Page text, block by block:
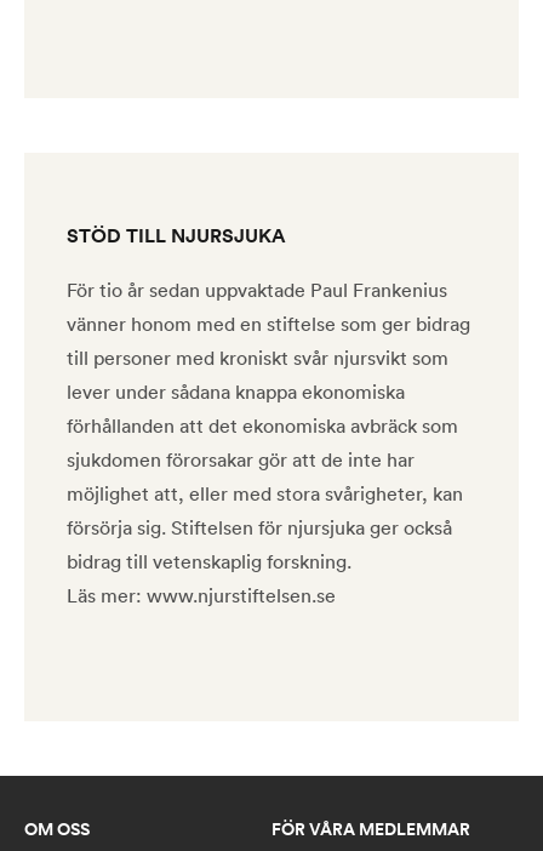
STÖD TILL NJURSJUKA
För tio år sedan uppvaktade Paul Frankenius
vänner honom med en stiftelse som ger bidrag
till personer med kroniskt svår njursvikt som
lever under sådana knappa ekonomiska
förhållanden att det ekonomiska avbräck som
sjukdomen förorsakar gör att de inte har
möjlighet att, eller med stora svårigheter, kan
försörja sig. Stiftelsen för njursjuka ger också
bidrag till vetenskaplig forskning.
Läs mer: www.njurstiftelsen.se
OM OSS FÖR VÅRA MEDLEMMAR